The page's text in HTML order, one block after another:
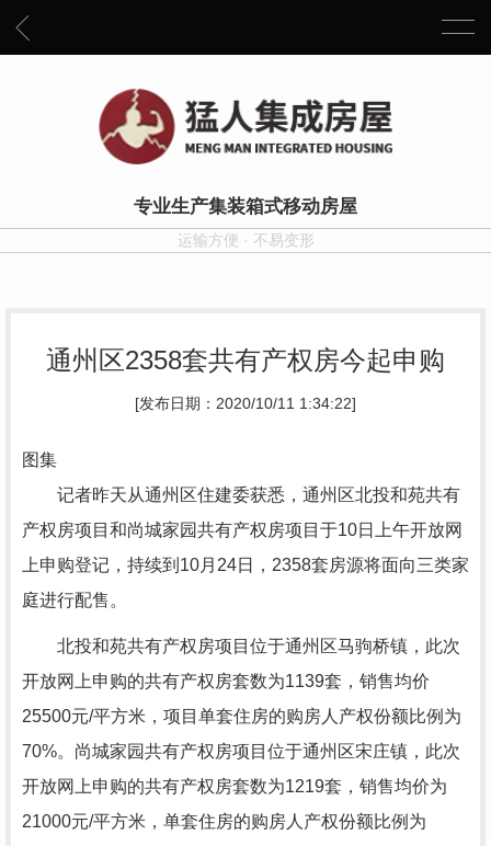
专业生产集装箱式移动房屋
运输方便 · 不易变形
通州区2358套共有产权房今起申购
[发布日期：2020/10/11 1:34:22]
图集
记者昨天从通州区住建委获悉，通州区北投和苑共有
产权房项目和尚城家园共有产权房项目于10日上午开放网
上申购登记，持续到10月24日，2358套房源将面向三类家
庭进行配售。
北投和苑共有产权房项目位于通州区马驹桥镇，此次
开放网上申购的共有产权房套数为1139套，销售均价
25500元/平方米，项目单套住房的购房人产权份额比例为
70%。尚城家园共有产权房项目位于通州区宋庄镇，此次
开放网上申购的共有产权房套数为1219套，销售均价为
21000元/平方米，单套住房的购房人产权份额比例为